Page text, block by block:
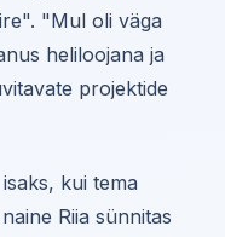
"Mul oli väga
heliloojana ja
projektide
isaks, kui tema
Riia sünnitas